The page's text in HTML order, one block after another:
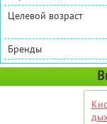
Целевой возраст
Бренды